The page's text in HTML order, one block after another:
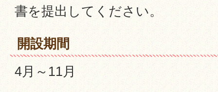
書を提出してください。
開設期間
4月～11月